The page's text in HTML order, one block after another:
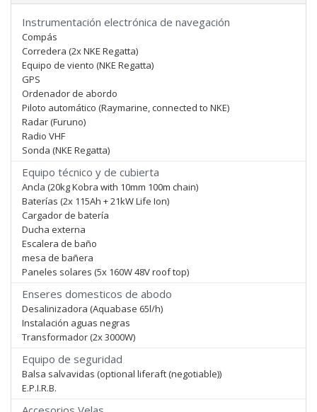
Instrumentación electrónica de navegación
Compás
Corredera (2x NKE Regatta)
Equipo de viento (NKE Regatta)
GPS
Ordenador de abordo
Piloto automático (Raymarine, connected to NKE)
Radar (Furuno)
Radio VHF
Sonda (NKE Regatta)
Equipo técnico y de cubierta
Ancla (20kg Kobra with 10mm 100m chain)
Baterías (2x 115Ah + 21kW Life Ion)
Cargador de batería
Ducha externa
Escalera de baño
mesa de bañera
Paneles solares (5x 160W 48V roof top)
Enseres domesticos de abodo
Desalinizadora (Aquabase 65l/h)
Instalación aguas negras
Transformador (2x 3000W)
Equipo de seguridad
Balsa salvavidas (optional liferaft (negotiable))
E.P.I.R.B.